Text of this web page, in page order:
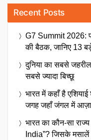
Recent Posts
G7 Summit 2026:
की बैठक, जानिए 13
दुनिया का सबसे
सबसे ज्यादा बिच्छू
भारत में कहाँ है
जगह जहाँ जंगल में
भारत का कौन-सा
India”? जिसके मसालें